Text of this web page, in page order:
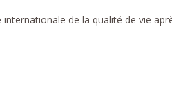
de la qualité de vie